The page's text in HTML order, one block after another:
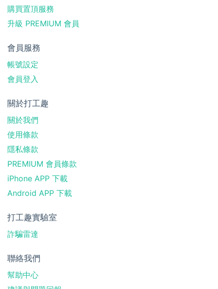
購買置頂服務
升級 PREMIUM 會員
會員服務
帳號設定
會員登入
關於打工趣
關於我們
使用條款
隱私條款
PREMIUM 會員條款
iPhone APP 下載
Android APP 下載
打工趣實驗室
詐騙雷達
聯絡我們
幫助中心